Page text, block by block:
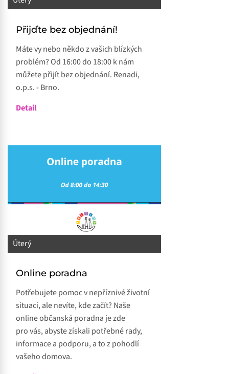
Přijďte bez objednání!
Máte vy nebo někdo z vašich blízkých
problém? Od 16:00 do 18:00 k nám
můžete přijít bez objednání. Renadi,
o.p.s. - Brno.
Detail
Úterý
Online poradna
Potřebujete pomoc v nepříznivé životní
situaci, ale nevíte, kde začít? Naše
online občanská poradna je zde
pro vás, abyste získali potřebné rady,
informace a podporu, a to z pohodlí
vašeho domova.